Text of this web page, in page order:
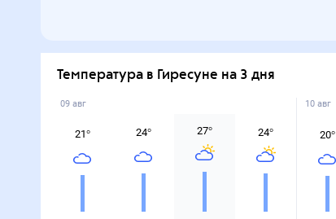
Температура в Гиресуне на 3 дня
09 авг
21° 24° 27° 24°
10 авг
20°